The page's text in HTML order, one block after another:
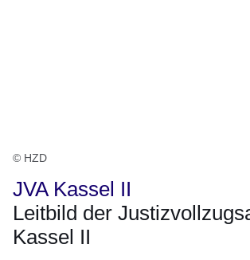
© HZD
JVA Kassel II
Leitbild der
Kassel II